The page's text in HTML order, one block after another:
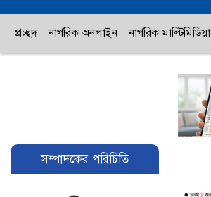
প্রচ্ছদ নাগরিক অনলাইন নাগরিক মাল্টিমিডিয়া
সম্পাদকের পরিচিতি